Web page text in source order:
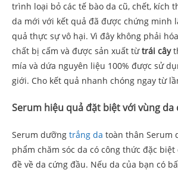
trình loại bỏ các tế bào da cũ, chết, kích
da mới với kết quả đã được chứng minh
quả thực sự vô hại. Vì đây không phải
chất bị cấm và được sản xuất từtrái cây
mía và dứa nguyên liệu 100% được sử
giới. Cho kết quả nhanh chóng ngay từ
Serum hiệu quả đặt biệt với vùng da
Serum dưỡng trắng da toàn thân Serum
phẩm chăm sóc da có công thức đặc biệt
đề về da cứng đầu. Nếu da của bạn có